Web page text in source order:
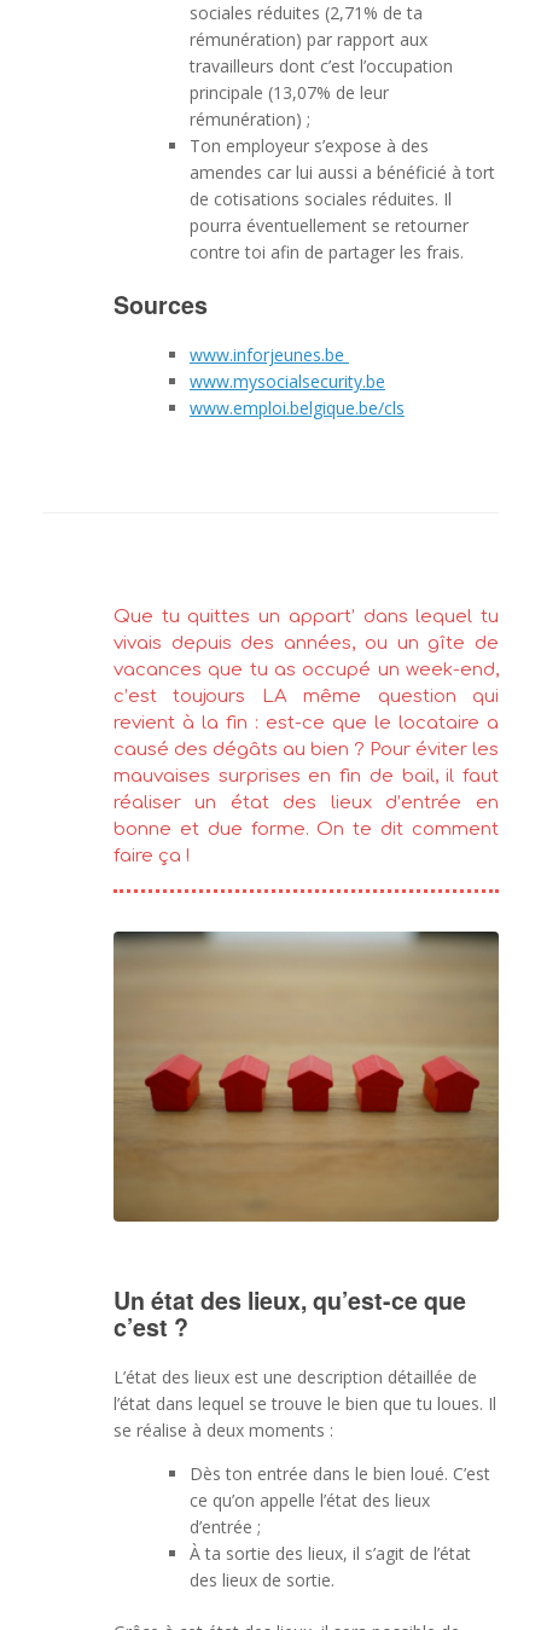
sociales réduites (2,71% de ta
rémunération) par rapport aux
travailleurs dont c’est l’occupation
principale (13,07% de leur
rémunération) ;
Ton employeur s’expose à des
amendes car lui aussi a bénéficié à tort
de cotisations sociales réduites. Il
pourra éventuellement se retourner
contre toi afin de partager les frais.
Sources
www.inforjeunes.be
www.mysocialsecurity.be
www.emploi.belgique.be/cls
Que tu quittes un appart’ dans lequel tu
vivais depuis des années, ou un gîte de
vacances que tu as occupé un week-end,
c’est toujours LA même question qui
revient à la fin : est-ce que le locataire a
causé des dégâts au bien ? Pour éviter les
mauvaises surprises en fin de bail, il faut
réaliser un état des lieux d’entrée en
bonne et due forme. On te dit comment
faire ça !
Un état des lieux, qu’est-ce que
c’est ?
L’état des lieux est une description détaillée de
l’état dans lequel se trouve le bien que tu loues. Il
se réalise à deux moments :
Dès ton entrée dans le bien loué. C’est
ce qu’on appelle l’état des lieux
d’entrée ;
À ta sortie des lieux, il s’agit de l’état
des lieux de sortie.